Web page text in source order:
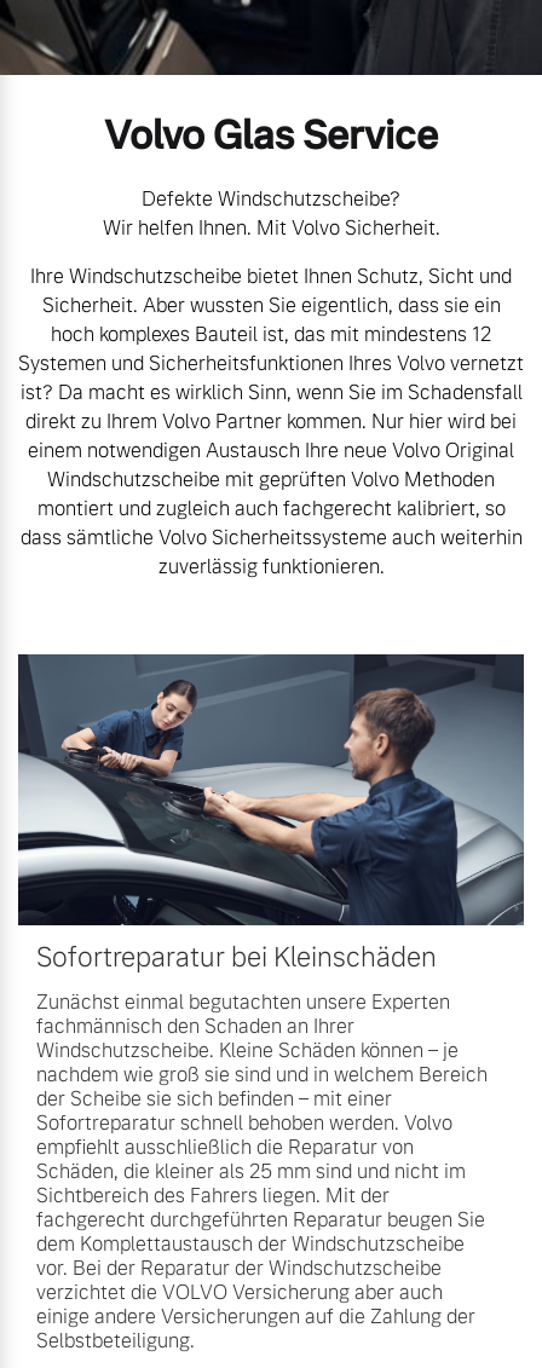
Mild-Hybrid
Geschäftskunden
Editionsmodelle
Konnektivität
Angebot anfragen
Sofort verfügbare Fahrzeuge
Volvo Selekt
Gebrauchtwagen
Die Neuwagenalternative
Mehr erfahren
Editionsmodelle
Jetzt kennenlernen
Mehr erfahren
Gebrauchtwagen
Aktuelle Zubehörangebote
Zubehörkatalog
Service by Volvo
Sie erhalten bei uns eine
Vielzahl von Original
Volvo Winter- und
Sommer Kompletträder.
Bitte sprechen Sie uns
direkt an.
Mehr erfahren
Frühjahrscheck
Entdecken Sie unsere
saisonalen Angebote.
Mehr erfahren
Finanzierung & Leasing
Versicherung
Kontakt und Anfahrt
Volvo Glas Service
Defekte Windschutzscheibe?
Wir helfen Ihnen. Mit Volvo Sicherheit.
Ihre Windschutzscheibe bietet Ihnen Schutz, Sicht und
Sicherheit. Aber wussten Sie eigentlich, dass sie ein
hoch komplexes Bauteil ist, das mit mindestens 12
Systemen und Sicherheitsfunktionen Ihres Volvo vernetzt
ist? Da macht es wirklich Sinn, wenn Sie im Schadensfall
direkt zu Ihrem Volvo Partner kommen. Nur hier wird bei
einem notwendigen Austausch Ihre neue Volvo Original
Windschutzscheibe mit geprüften Volvo Methoden
montiert und zugleich auch fachgerecht kalibriert, so
dass sämtliche Volvo Sicherheitssysteme auch weiterhin
zuverlässig funktionieren.
Sofortreparatur bei Kleinschäden
Zunächst einmal begutachten unsere Experten
fachmännisch den Schaden an Ihrer
Windschutzscheibe. Kleine Schäden können – je
nachdem wie groß sie sind und in welchem Bereich
der Scheibe sie sich befinden – mit einer
Sofortreparatur schnell behoben werden. Volvo
empfiehlt ausschließlich die Reparatur von
Schäden, die kleiner als 25 mm sind und nicht im
Sichtbereich des Fahrers liegen. Mit der
fachgerecht durchgeführten Reparatur beugen Sie
dem Komplettaustausch der Windschutzscheibe
vor. Bei der Reparatur der Windschutzscheibe
verzichtet die VOLVO Versicherung aber auch
einige andere Versicherungen auf die Zahlung der
Selbstbeteiligung.